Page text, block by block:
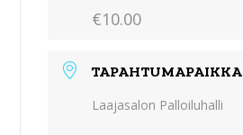
€10.00
TAPAHTUMAPAIKKA
Laajasalon Palloiluhalli